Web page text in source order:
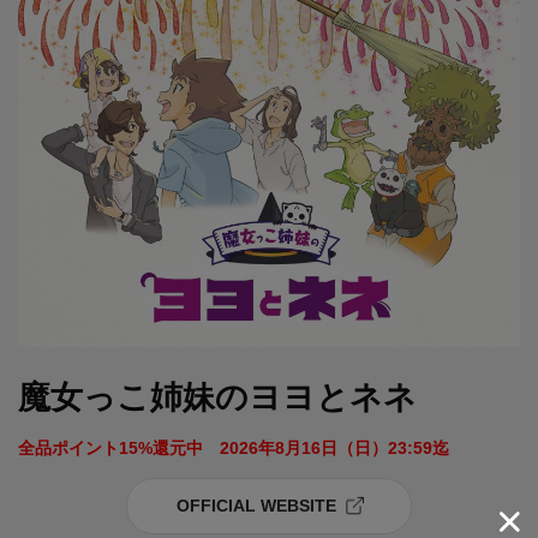
魔女っこ姉妹のヨヨとネネ
全品ポイント15%還元中　2026年8月16日（日）23:59迄
OFFICIAL WEBSITE